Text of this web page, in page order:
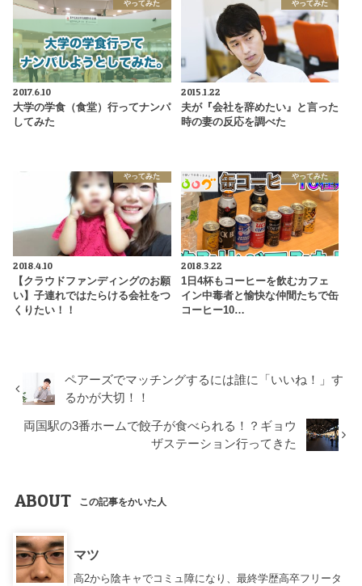
やってみた
2017.6.10
大学の学食（食堂）行ってナンパ
してみた
やってみた
2015.1.22
夫が『会社を辞めたい』と言った
時の妻の反応を調べた
やってみた
2018.4.10
【クラウドファンディングのお願
い】子連れではたらける会社をつ
くりたい！！
やってみた
2018.3.22
1日4杯もコーヒーを飲むカフェ
イン中毒者と愉快な仲間たちで缶
コーヒー10…
ペアーズでマッチングするには誰に「いいね！」す
るかが大切！！
両国駅の3番ホームで餃子が食べられる！？ギョウ
ザステーション行ってきた
ABOUT この記事をかいた人
マツ
高2から陰キャでコミュ障になり、最終学歴高卒フリータ